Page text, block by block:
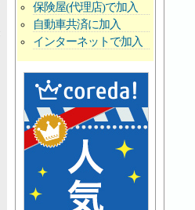
保険屋(代理店)で加入
自動車共済に加入
インターネットで加入